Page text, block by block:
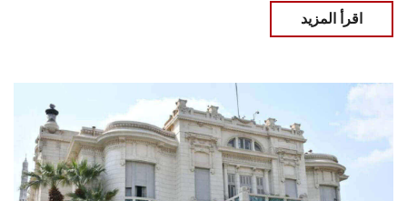
اقرأ المزيد